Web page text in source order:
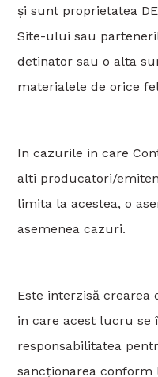
și sunt proprietatea
Site-ului sau
detinator sau o alta
materialele de orice
In cazurile in care
alti producatori/
limita la acestea, o
asemenea cazuri.
Este interzisă
in care acest lucru se
responsabilitatea
sancționarea conform